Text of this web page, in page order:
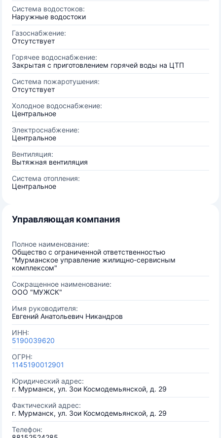
Система водостоков:
Наружные водостоки
Газоснабжение:
Отсутствует
Горячее водоснабжение:
Закрытая с приготовлением горячей воды на ЦТП
Система пожаротушения:
Отсутствует
Холодное водоснабжение:
Центральное
Электроснабжение:
Центральное
Вентиляция:
Вытяжная вентиляция
Система отопления:
Центральное
Управляющая компания
Полное наименование:
Общество с ограниченной ответственностью
"Мурманское управление жилищно-сервисным
комплексом"
Сокращенное наименование:
ООО "МУЖСК"
Имя руководителя:
Евгений Анатольевич Никандров
ИНН:
5190039620
ОГРН:
1145190012901
Юридический адрес:
г. Мурманск, ул. Зои Космодемьянской, д. 29
Фактический адрес:
г. Мурманск, ул. Зои Космодемьянской, д. 29
Телефон: